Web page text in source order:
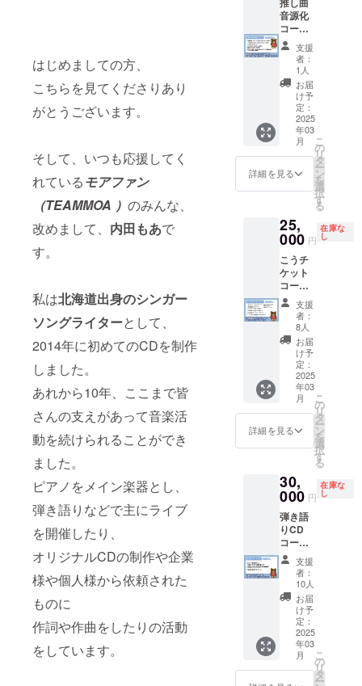
はじめましての方、
こちらを見てくださりあり
がとうございます。
そして、いつも応援してく
れているモアファン
（TEAMMOA ） のみんな、
改めまして、 内田もあで
す。
私は北海道出身のシンガー
ソングライターとして、
2014年に初めてのCDを制作
しました。
あれから10年、ここまで皆
さんの支えがあって音楽活
動を続けられることができ
ました。
ピアノをメイン楽器とし、
弾き語りなどで主にライブ
を開催したり、
オリジナルCDの制作や企業
様や個人様から依頼された
ものに
作詞や作曲をしたりの活動
をしています。
は含ま
れてお
りま
す。 ※
お礼動
画は
2024年
11月ご
ろメッ
セージ
にてお
届け。
ケット
画像は
メッ
セージ
にてお
届け予
定。 ※
配信に
入るた
めの
URL
は、ラ
イブ開
催の約
3-5日前
にメッ
セージ
届けい
たしま
前に
チェッ
クして
おいて
くださ
いま
せ。 三
月十五
日夜
11th 記
念ライ
ブ詳細
2025.3.
15(土)1
9:40開
スト
カード
は、ラ
イブ会
場にて
直接お
渡しと
なりま
す。 ※
お礼動
画は
2024年
11月ご
ろメッ
ジャ
ケット
2025年
3月に
メッ
セージ
にてお
届け予
定。 ※
当日入
場に必
要なチ
ケット
画像
イブ開
催の3〜
メッ
セージ
ボック
スに送
らせて
いただ
きま
す。 必
ず、当
日事前
に画像
保存し
て受付
で提示
できる
内田も
あ 11th
オリジ
ナルパ
ンフ
レット
※アルバ
ムに記
載して
も良い
名前
を、備
考欄で
お知ら
もひ
で、白
いおも
ひでア
ルバム
ともあ
もあポ
スト
カード
は、ラ
イブ会
場にて
直接お
渡しと
なりま
す。 ※
お礼動
ろメッ
セージ
にてお
届け。
ジャ
ケット
画像は
2025年
3月に
メッ
セージ
にてお
届け予
定。 ※
当日入
・ アル
バムに
ネーム
記さい
（黒白
両方) ・
三月十
五日夜
11th 記
念ライ
ブ さい
チケッ
ト（三
列目以
降、え
り前
列）
（全席
指定
席） ・
内田も
あ 11th
オリジ
ナルパ
ンフ
レット
※アルバ
ムに記
載して
も良い
名前
を、備
さい。
※黒いお
もひ
で、白
いおも
ひでア
ルバム
ともあ
もあポ
スト
カード
は、ラ
イブ会
場にて
直接お
渡しと
・ アル
バムに
ネーム
記さい
（黒白
両方）
・もあ
からの
心を込
めたお
礼動画
（YouT
ube限定
urlを
メッ
にてお
知ら
せ） ・
日本全
国のあ
なたの
好きな
場所
に、も
あが歌
いに行
く権利
（ワン
マンラ
イブ）
※アルバ
ム、パ
しても
良い名
前を、
備考欄
でお知
らせく
ださ
い。 ※
黒いお
もひ
で、白
いおも
ひでア
ルバム
ともあ
もあポ
音源化
コース
・内田
もあ
11th パ
ンフ
レット
にネー
ム記載
・「黒
いおも
ひで」
と「白
いおも
ひで」
ム ・ も
あもあ
ポスト
カード
・ アル
バムに
ネーム
記載
（黒白
両方）
・もあ
からの
心を込
めたお
礼動画
（YouT
ube限定
にてお
知ら
せ） ・
黒もし
くは白
アルバ
ムに、
あなた
のもあ
オリジ
ナルの
推し曲
を音源
化して
収録！
※アルバ
支援
者：
1人
お届
け予
定：
2025
年03
月
詳細を見る
こ
の
リ
タ
ー
ン
を
選
択
す
る
25,
000 円
在庫な
し
こうチ
ケット
コース
・もあ
からの
心を込
めたお
礼動画
（YouT
ube限定
urlを
メッ
セージ
にてお
知ら
せ） ・
おもひ
で」と
「白い
おもひ
で」ア
ルバム
・ もあ
もあポ
スト
カード
・「黒
いおも
ひで」
「白い
おもひ
で」
支援
者：
8人
お届
け予
定：
2025
年03
月
詳細を見る
こ
の
リ
タ
ー
ン
を
選
択
す
る
30,
000 円
在庫な
し
弾き語
りCD
コース
・ピア
ノ弾き
語りCD
・ もあ
もあポ
スト
カード
・もあ
からの
心を込
支援
者：
10人
お届
け予
定：
2025
年03
月
こ
の
リ
タ
ー